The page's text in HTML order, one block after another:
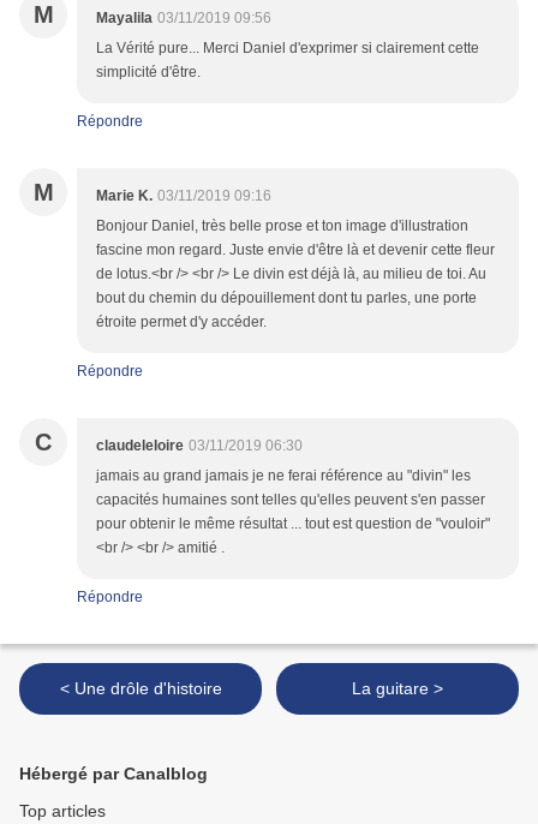
M Mayalila 03/11/2019 09:56
La Vérité pure... Merci Daniel d'exprimer si clairement cette
simplicité d'être.
Répondre
M Marie K. 03/11/2019 09:16
Bonjour Daniel, très belle prose et ton image d'illustration
fascine mon regard. Juste envie d'être là et devenir cette fleur
de lotus.<br /> <br /> Le divin est déjà là, au milieu de toi. Au
bout du chemin du dépouillement dont tu parles, une porte
étroite permet d'y accéder.
Répondre
C claudeleloire 03/11/2019 06:30
jamais au grand jamais je ne ferai référence au "divin" les
capacités humaines sont telles qu'elles peuvent s'en passer
pour obtenir le même résultat ... tout est question de "vouloir"
<br /> <br /> amitié .
Répondre
< Une drôle d'histoire La guitare >
Hébergé par Canalblog
Top articles